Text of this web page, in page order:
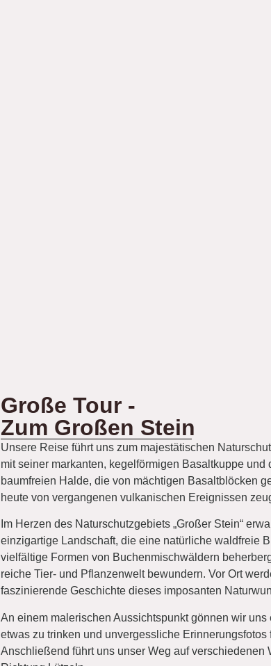
Große Tour -
Zum Großen Stein
Unsere Reise führt uns zum majestätischen
mit seiner markanten, kegelförmigen Basaltkuppe und
baumfreien Halde, die von mächtigen Basaltblöcken
heute von vergangenen vulkanischen Ereignissen
Im Herzen des Naturschutzgebiets „Großer Stein“
einzigartige Landschaft, die eine natürliche waldfreie
vielfältige Formen von Buchenmischwäldern
reiche Tier- und Pflanzenwelt bewundern. Vor Ort
faszinierende Geschichte dieses imposanten
An einem malerischen Aussichtspunkt gönnen wir uns
etwas zu trinken und unvergessliche Erinnerungsfotos
Anschließend führt uns unser Weg auf verschiedenen